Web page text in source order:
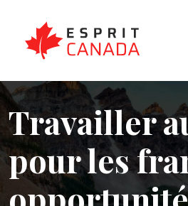
Travailler
pour les